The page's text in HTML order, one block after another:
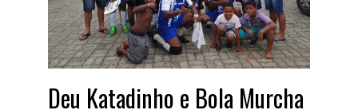
Deu Katadinho e Bola Murcha